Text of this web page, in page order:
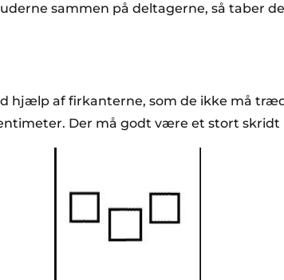
sammen på deltagerne, så taber
hjælp af firkanterne, som de ikke må
Der må godt være et stort